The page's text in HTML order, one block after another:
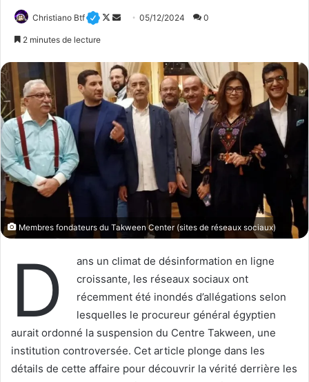
Christiano Btf
F
l
o
w
o
n
o
y
e
r
u
o
u
r
r
e
l
05/12/2024 0
2 minutes de lecture
Membres fondateurs du Takween Center (sites de réseaux sociaux)
D
ans un climat de désinformation en ligne
croissante, les réseaux sociaux ont
récemment été inondés d’allégations selon
lesquelles le procureur général égyptien
aurait ordonné la suspension du Centre Takween, une
institution controversée. Cet article plonge dans les
détails de cette affaire pour découvrir la vérité derrière les